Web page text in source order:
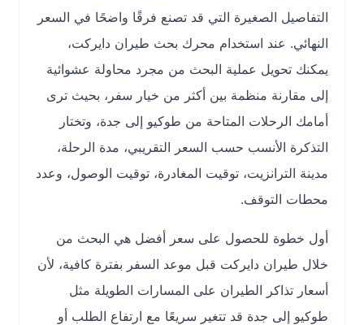
التفاصيل الصغيرة التي قد تصنع فرقًا واضحًا في السعر
النهائي. عند استخدام محرك بحث طيران دايركت،
يمكنك تحويل عملية البحث من مجرد محاولة عشوائية
إلى مقارنة منظمة بين أكثر من خيار سفر، بحيث ترى
أمامك الرحلات المتاحة من طوكيو إلى جدة، وتختار
التذكرة الأنسب حسب السعر التقريبي، مدة الرحلة،
مدينة الترانزيت، توقيت المغادرة، توقيت الوصول، وعدد
محطات التوقف.
أول خطوة للحصول على سعر أفضل هي البحث من
خلال طيران دايركت قبل موعد السفر بفترة كافية، لأن
أسعار تذاكر الطيران على المسارات الطويلة مثل
طوكيو إلى جدة قد تتغير سريعًا مع ارتفاع الطلب أو